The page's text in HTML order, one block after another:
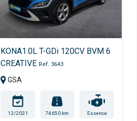
KONA1.0L T-GDi 120CV BVM 6
CREATIVE Ref. 3643
GSA
12/2021 74650 km Essence